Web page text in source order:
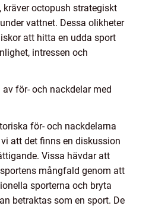
octopush strategiskt
vattnet. Dessa olikheter
att hitta en udda sport
intressen och
för- och nackdelar med
för- och nackdelarna
att det finns en diskussion
Vissa hävdar att
mångfald genom att
sporterna och bryta
betraktas som en sport. De